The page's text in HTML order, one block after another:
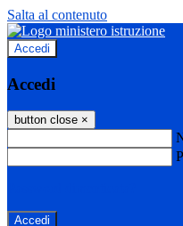
Salta al contenuto
Accedi
Accedi
button close ×